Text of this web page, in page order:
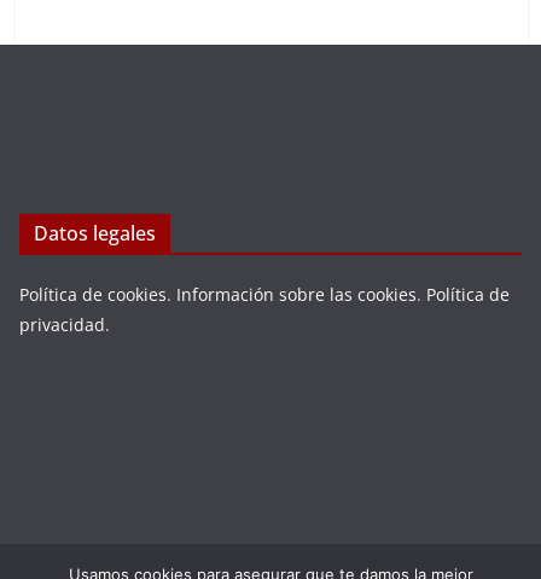
Datos legales
Política de cookies. Información sobre las cookies. Política de
privacidad.
Usamos cookies para asegurar que te damos la mejor